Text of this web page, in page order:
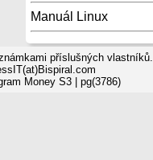
Manuál Linux
příslušných vlastníků.
Money S3| pg(3786)